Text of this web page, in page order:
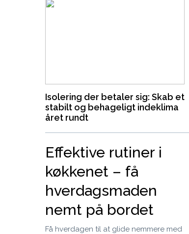
Isolering der betaler sig: Skab et
stabilt og behageligt indeklima
året rundt
Effektive rutiner i
køkkenet – få
hverdagsmaden
nemt på bordet
Få hverdagen til at glide nemmere med